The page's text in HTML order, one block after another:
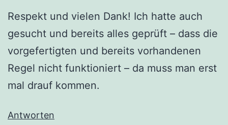
Respekt und vielen Dank! Ich hatte auch
gesucht und bereits alles geprüft – dass die
vorgefertigten und bereits vorhandenen
Regel nicht funktioniert – da muss man erst
mal drauf kommen.
Antworten